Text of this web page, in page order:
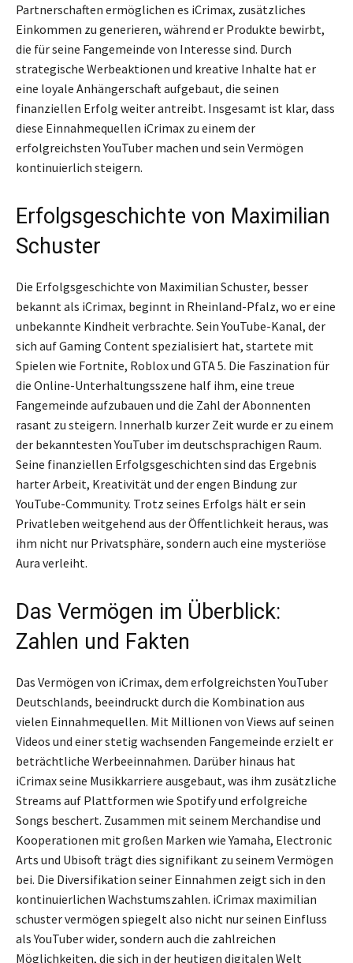
Partnerschaften ermöglichen es iCrimax, zusätzliches
Einkommen zu generieren, während er Produkte bewirbt,
die für seine Fangemeinde von Interesse sind. Durch
strategische Werbeaktionen und kreative Inhalte hat er
eine loyale Anhängerschaft aufgebaut, die seinen
finanziellen Erfolg weiter antreibt. Insgesamt ist klar, dass
diese Einnahmequellen iCrimax zu einem der
erfolgreichsten YouTuber machen und sein Vermögen
kontinuierlich steigern.
Erfolgsgeschichte von Maximilian
Schuster
Die Erfolgsgeschichte von Maximilian Schuster, besser
bekannt als iCrimax, beginnt in Rheinland-Pfalz, wo er eine
unbekannte Kindheit verbrachte. Sein YouTube-Kanal, der
sich auf Gaming Content spezialisiert hat, startete mit
Spielen wie Fortnite, Roblox und GTA 5. Die Faszination für
die Online-Unterhaltungsszene half ihm, eine treue
Fangemeinde aufzubauen und die Zahl der Abonnenten
rasant zu steigern. Innerhalb kurzer Zeit wurde er zu einem
der bekanntesten YouTuber im deutschsprachigen Raum.
Seine finanziellen Erfolgsgeschichten sind das Ergebnis
harter Arbeit, Kreativität und der engen Bindung zur
YouTube-Community. Trotz seines Erfolgs hält er sein
Privatleben weitgehend aus der Öffentlichkeit heraus, was
ihm nicht nur Privatsphäre, sondern auch eine mysteriöse
Aura verleiht.
Das Vermögen im Überblick:
Zahlen und Fakten
Das Vermögen von iCrimax, dem erfolgreichsten YouTuber
Deutschlands, beeindruckt durch die Kombination aus
vielen Einnahmequellen. Mit Millionen von Views auf seinen
Videos und einer stetig wachsenden Fangemeinde erzielt er
beträchtliche Werbeeinnahmen. Darüber hinaus hat
iCrimax seine Musikkarriere ausgebaut, was ihm zusätzliche
Streams auf Plattformen wie Spotify und erfolgreiche
Songs beschert. Zusammen mit seinem Merchandise und
Kooperationen mit großen Marken wie Yamaha, Electronic
Arts und Ubisoft trägt dies signifikant zu seinem Vermögen
bei. Die Diversifikation seiner Einnahmen zeigt sich in den
kontinuierlichen Wachstumszahlen. iCrimax maximilian
schuster vermögen spiegelt also nicht nur seinen Einfluss
als YouTuber wider, sondern auch die zahlreichen
Möglichkeiten, die sich in der heutigen digitalen Welt